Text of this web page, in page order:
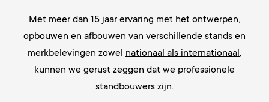
Met meer dan 15 jaar ervaring met het ontwerpen,
opbouwen en afbouwen van verschillende stands en
merkbelevingen zowel nationaal als internationaal ,
kunnen we gerust zeggen dat we professionele
standbouwers zijn.